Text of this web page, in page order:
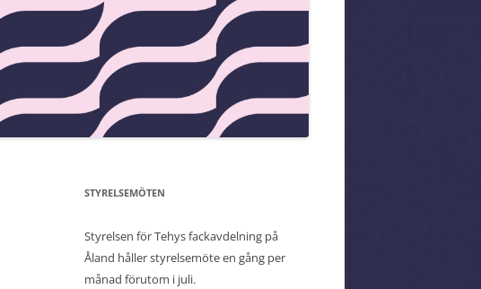
STYRELSEMÖTEN
Styrelsen för Tehys fackavdelning på
Åland håller styrelsemöte en gång per
månad förutom i juli.